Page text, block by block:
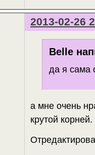
2013-02-26
Belle
да я сама
а мне очень
крутой